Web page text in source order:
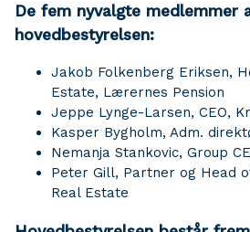
De fem nyvalgte medlemmer
hovedbestyrelsen:
Jakob Folkenberg Eriksen,
Estate, Lærernes Pension
Jeppe Lynge-Larsen, CEO,
Kasper Bygholm, Adm.
Nemanja Stankovic, Group
Peter Gill, Partner og Head
Real Estate